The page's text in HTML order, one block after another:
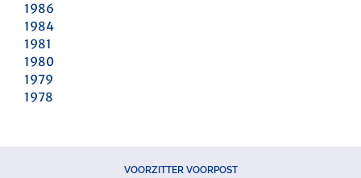
1986
1984
1981
1980
1979
1978
VOORZITTER VOORPOST